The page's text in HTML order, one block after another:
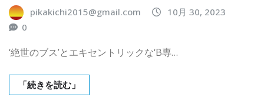
pikakichi2015@gmail.com
10月 30, 2023
0
‘絶世のブス’とエキセントリックな‘B専…
「続きを読む」